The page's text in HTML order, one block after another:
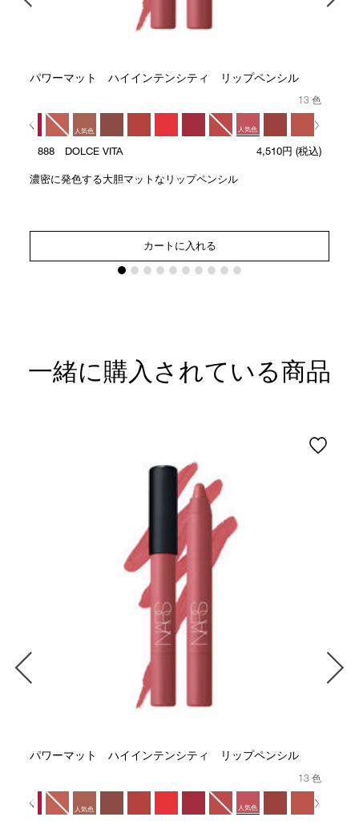
パワーマット ハイインテンシティ リップペンシル
13 色
人気色 人気色
888 DOLCE VITA 4,510円 (税込)
濃密に発色する大胆マットなリップペンシル
カートに入れる
一緒に購入されている商品
パワーマット ハイインテンシティ リップペンシル
13 色
人気色 人気色